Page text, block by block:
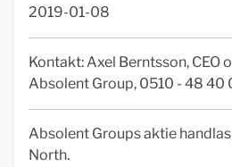
2019-01-08
Kontakt: Axel Berntsson, CEO
Absolent Group, 0510 - 48 40
Absolent Groups aktie
North.